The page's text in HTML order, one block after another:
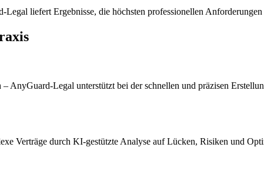
liefert Ergebnisse, die höchsten professionellen
AnyGuard-Legal unterstützt bei der schnellen und präzisen
Verträge durch KI-gestützte Analyse auf Lücken, Risiken und